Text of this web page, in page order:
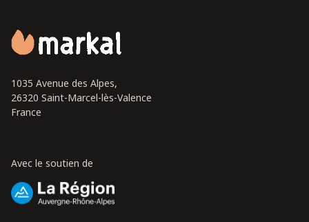
1035 Avenue des Alpes,
26320 Saint-Marcel-lès-Valence
France
Avec le soutien de